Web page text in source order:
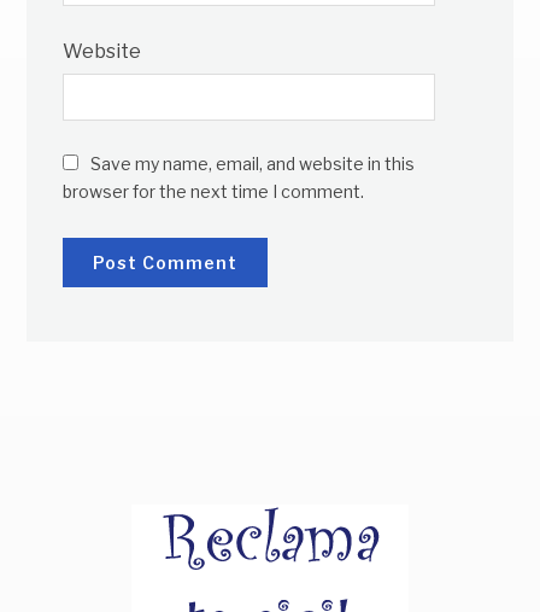
Website
Save my name, email, and website in this
browser for the next time I comment.